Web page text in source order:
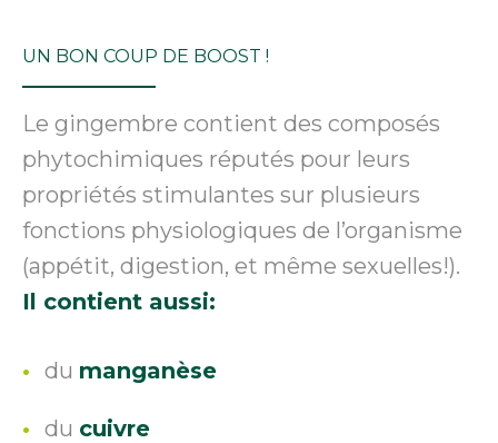
UN BON COUP DE BOOST !
Le gingembre contient des composés
phytochimiques réputés pour leurs
propriétés stimulantes sur plusieurs
fonctions physiologiques de l’organisme
(appétit, digestion, et même sexuelles!).
Il contient aussi:
du manganèse
du cuivre